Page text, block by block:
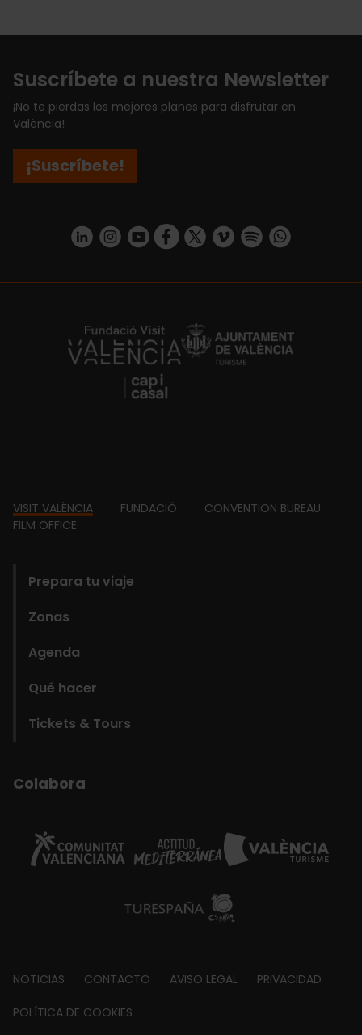
Suscríbete a nuestra Newsletter
¡No te pierdas los mejores planes para disfrutar en
València!
¡Suscríbete!
https://www.linkedin.com/company/turismo-valencia/mycompany/
https://www.instagram.com/visit_valencia/
https://www.youtube.com/user/
https://www.facebook.com/
https://twitter.com/
https://vimeo.com/
https://https://api.whatsapp.com/
https://fundacion.visitvalencia.com/
Footer
VISIT VALÈNCIA FUNDACIÓ
CONVENTION BUREAU
FILM OFFICE
Prepara tu viaje
Zonas
Agenda
Qué hacer
Tickets & Tours
Colabora
Footer
about
NOTICIAS CONTACTO AVISO LEGAL PRIVACIDAD
POLÍTICA DE COOKIES